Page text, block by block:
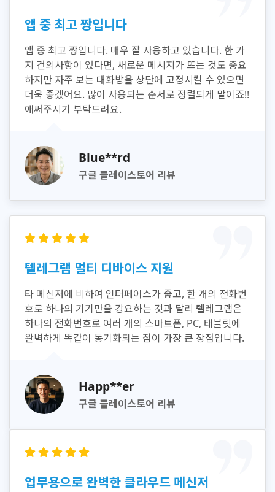
앱 중 최고 짱입니다
앱 중 최고 짱입니다. 매우 잘 사용하고 있습니다. 한 가
지 건의사항이 있다면, 새로운 메시지가 뜨는 것도 중요
하지만 자주 보는 대화방을 상단에 고정시킬 수 있으면
더욱 좋겠어요. 많이 사용되는 순서로 정렬되게 말이죠!!
애써주시기 부탁드려요.
Blue**rd
구글 플레이스토어 리뷰
텔레그램 멀티 디바이스 지원
타 메신저에 비하여 인터페이스가 좋고, 한 개의 전화번
호로 하나의 기기만을 강요하는 것과 달리 텔레그램은
하나의 전화번호로 여러 개의 스마트폰, PC, 태블릿에
완벽하게 똑같이 동기화되는 점이 가장 큰 장점입니다.
Happ**er
구글 플레이스토어 리뷰
업무용으로 완벽한 클라우드 메신저